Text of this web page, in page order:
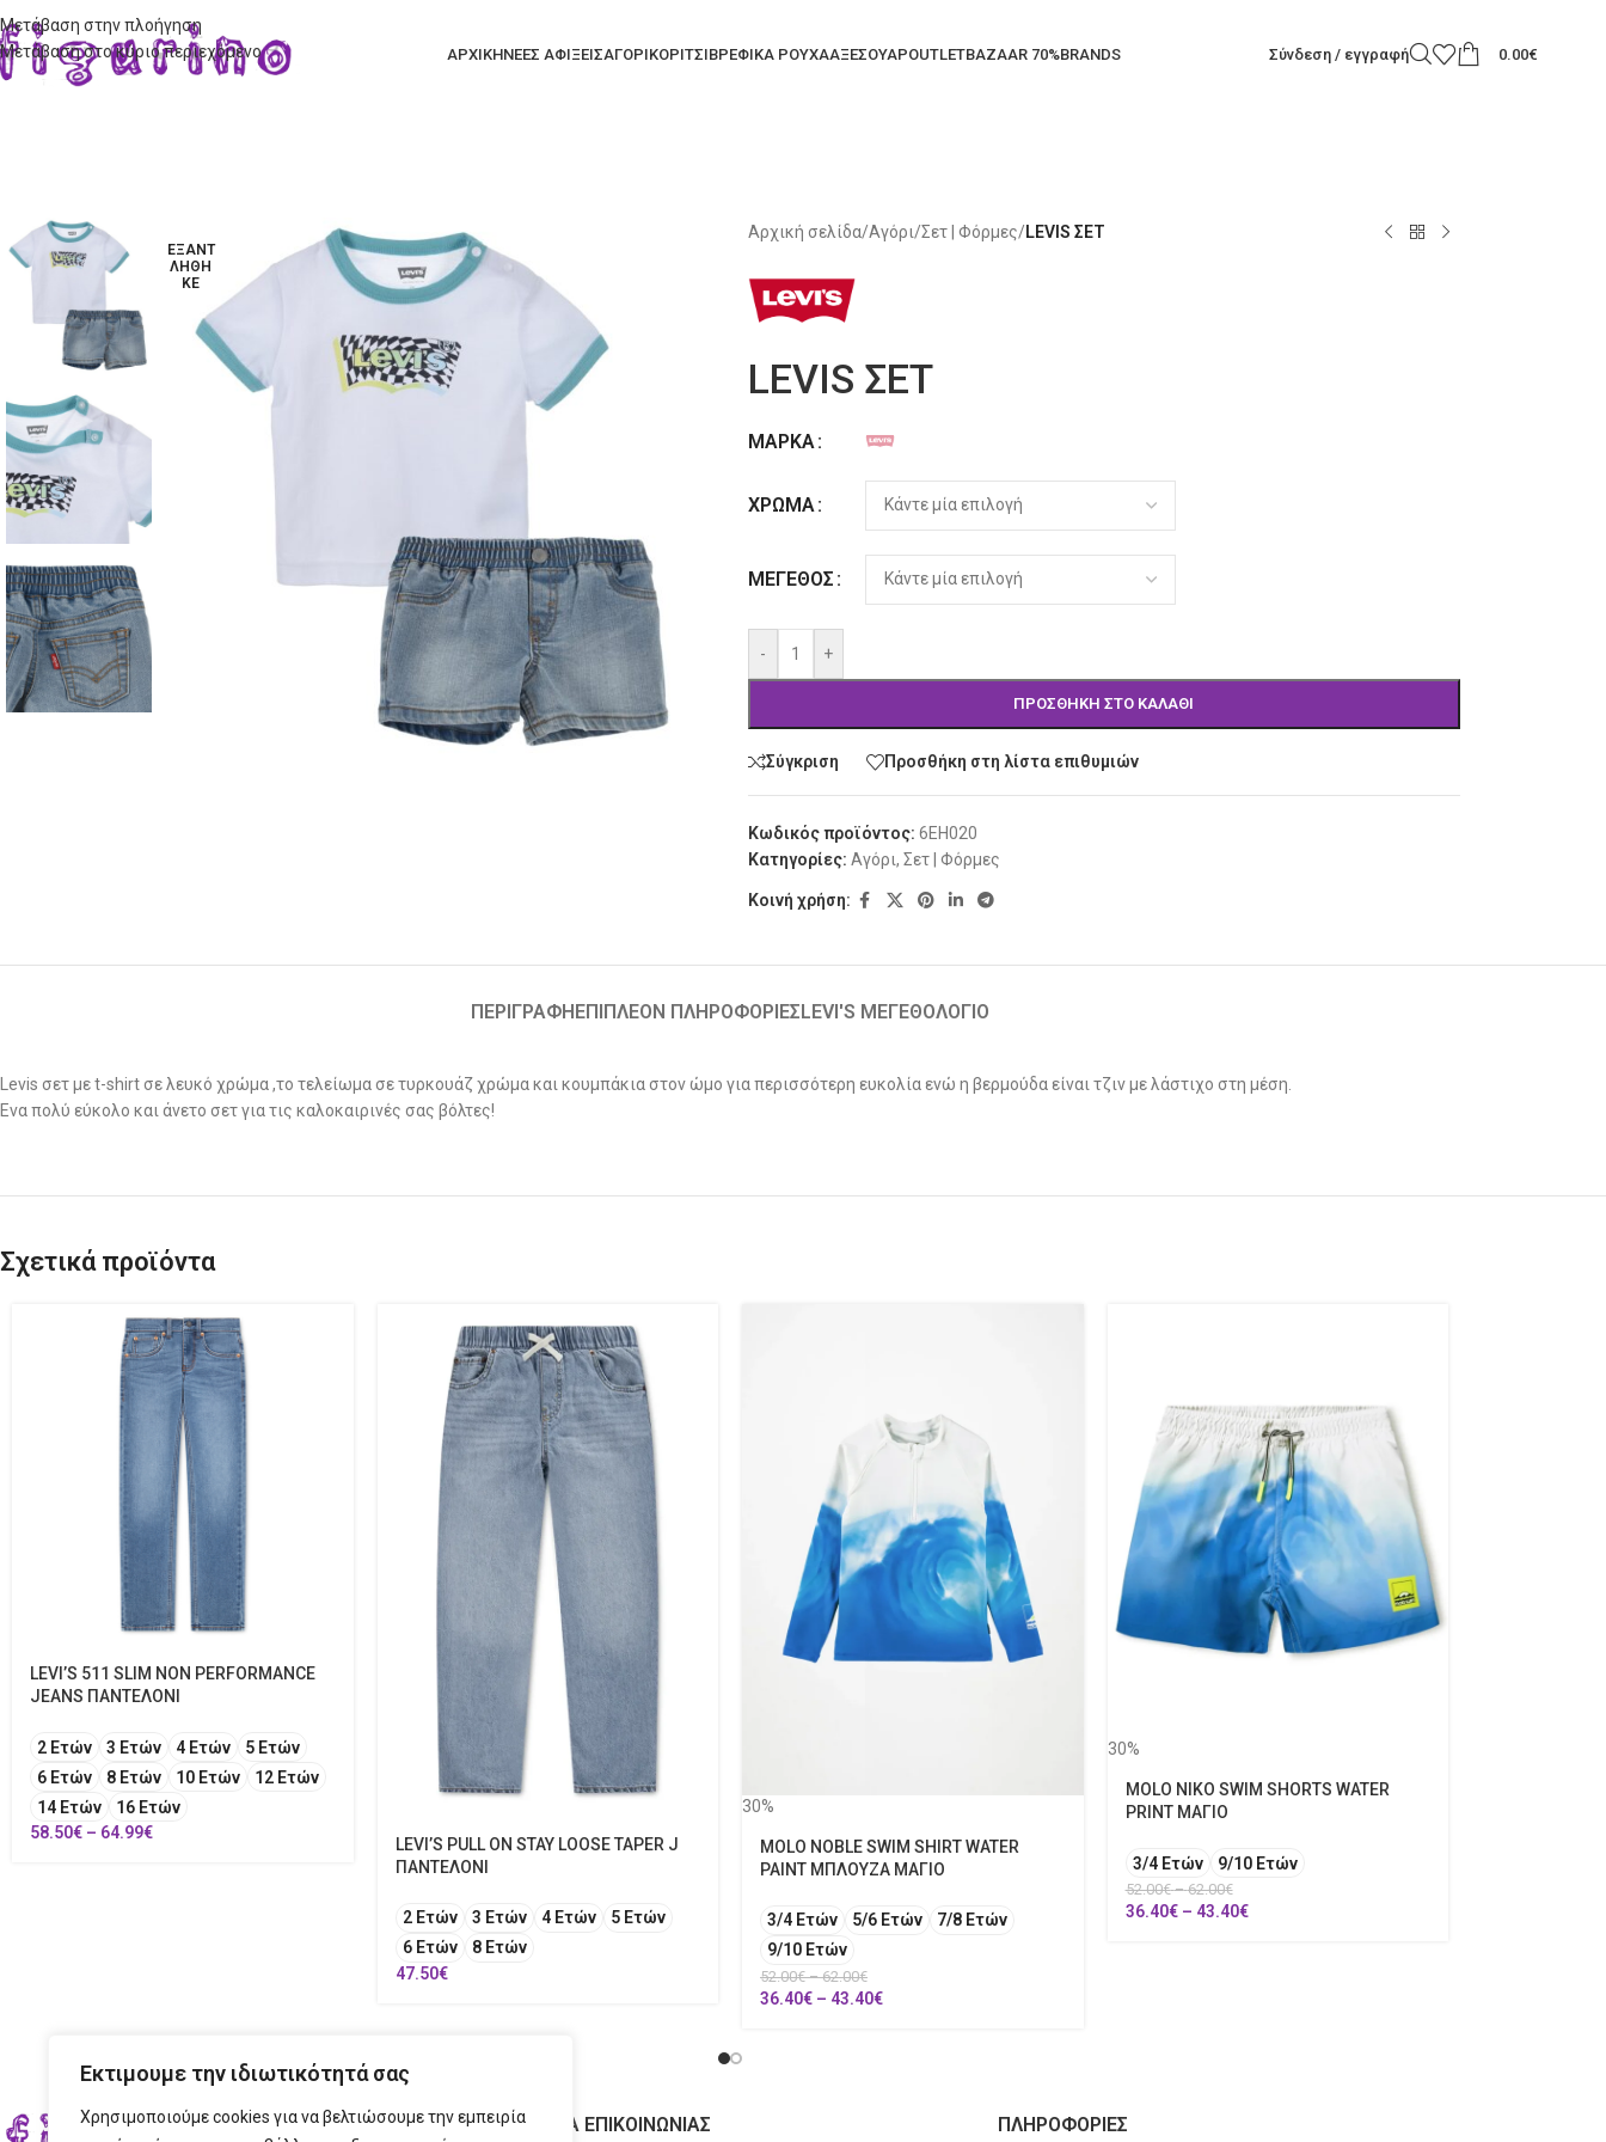
Εκτιμουμε την ιδιωτικότητά σας
Χρησιμοποιούμε cookies για να βελτιώσουμε την εμπειρία
Μετάβαση στην πλοήγηση
Μετάβαση στο κύριο περιεχόμενο
ΑΡΧΙΚΗΝΕΕΣ ΑΦΙΞΕΙΣΑΓΟΡΙΚΟΡΙΤΣΙΒΡΕΦΙΚΑ ΡΟΥΧΑΑΞΕΣΟΥΑΡOUTLETBAZAAR 70%BRANDS Σύνδεση / εγγραφή 0.00€
ΕΞΑΝΤ
ΛΉΘΗ
ΚΕ
Αρχική σελίδα/Αγόρι/Σετ | Φόρμες/LEVIS ΣΕΤ
LEVIS ΣΕΤ
ΜΆΡΚΑ
ΧΡΏΜΑ
ΜΈΓΕΘΟΣ
- +
ΠΡΟΣΘΉΚΗ ΣΤΟ ΚΑΛΆΘΙ
Alternative:
Σύγκριση Προσθήκη στη λίστα επιθυμιών
Κωδικός προϊόντος: 6EH020
Κατηγορίες: Αγόρι, Σετ | Φόρμες
Κοινή χρήση:
ΠΕΡΙΓΡΑΦΉΕΠΙΠΛΈΟΝ ΠΛΗΡΟΦΟΡΊΕΣLEVI'S ΜΕΓΕΘΟΛΟΓΙΟ
Levis σετ με t-shirt σε λευκό χρώμα ,το τελείωμα σε τυρκουάζ χρώμα και κουμπάκια στον ώμο για περισσότερη ευκολία ενώ η βερμούδα είναι τζιν με λάστιχο στη μέση.
Ενα πολύ εύκολο και άνετο σετ για τις καλοκαιρινές σας βόλτες!
Σχετικά προϊόντα
LEVI’S 511 SLIM NON PERFORMANCE
JEANS ΠΑΝΤΕΛΟΝΙ
2 Ετών 3 Ετών 4 Ετών
5 Ετών
6 Ετών
8 Ετών 10 Ετών
12 Ετών
14 Ετών
16 Ετών
58.50€ – 64.99€
LEVI’S PULL ON STAY LOOSE TAPER J
ΠΑΝΤΕΛΟΝΙ
2 Ετών 3 Ετών 4 Ετών
5 Ετών
6 Ετών
8 Ετών
47.50€
30%
MOLO NOBLE SWIM SHIRT WATER
PAINT ΜΠΛΟΥΖΑ ΜΑΓΙΟ
3/4 Ετών 5/6 Ετών
7/8 Ετών
9/10 Ετών
52.00€ – 62.00€
36.40€ – 43.40€
30%
MOLO NIKO SWIM SHORTS WATER
PRINT ΜΑΓΙΟ
3/4 Ετών 9/10 Ετών
52.00€ – 62.00€
36.40€ – 43.40€
ΣΤΟΙΧΕΙΑ ΕΠΙΚΟΙΝΩΝΙΑΣ ΠΛΗΡΟΦΟΡΙΕΣ